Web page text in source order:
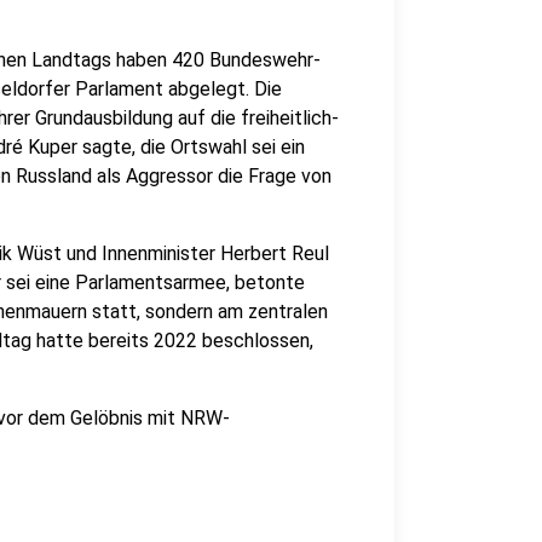
Landtags haben 420 Bundeswehr-
Parlament abgelegt. Die
Grundausbildung auf die freiheitlich-
Kuper sagte, die Ortswahl sei ein
Russland als Aggressor die Frage von
Wüst und Innenminister Herbert Reul
sei eine Parlamentsarmee, betonte
statt, sondern am zentralen
hatte bereits 2022 beschlossen,
dem Gelöbnis mit NRW-